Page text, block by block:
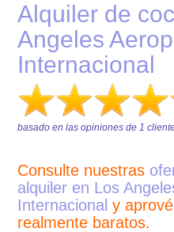
Alquiler de
Angeles
Internacional
basado en las opiniones de1
Consulte nuestras
alquiler en Los
Internacional y
realmente baratos.